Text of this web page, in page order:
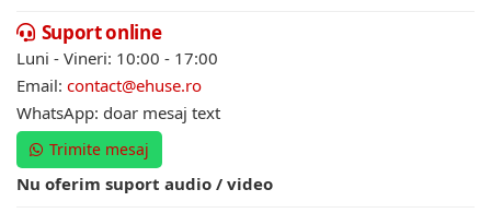
Suport online
Luni - Vineri: 10:00 - 17:00
Email: contact@ehuse.ro
WhatsApp: doar mesaj text
Trimite mesaj
Nu oferim suport audio / video